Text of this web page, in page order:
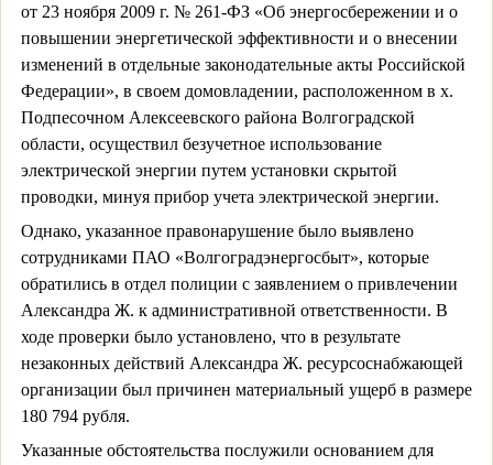
от 23 ноября 2009 г. № 261-ФЗ «Об энергосбережении и о
повышении энергетической эффективности и о внесении
изменений в отдельные законодательные акты Российской
Федерации», в своем домовладении, расположенном в х.
Подпесочном Алексеевского района Волгоградской
области, осуществил безучетное использование
электрической энергии путем установки скрытой
проводки, минуя прибор учета электрической энергии.
Однако, указанное правонарушение было выявлено
сотрудниками ПАО «Волгоградэнергосбыт», которые
обратились в отдел полиции с заявлением о привлечении
Александра Ж. к административной ответственности. В
ходе проверки было установлено, что в результате
незаконных действий Александра Ж. ресурсоснабжающей
организации был причинен материальный ущерб в размере
180 794 рубля.
Указанные обстоятельства послужили основанием для